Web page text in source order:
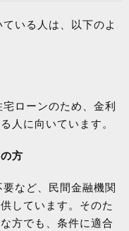
ている人は、以下のよ
ローンのため、金利
人に向いています。
方
など、民間金融機関
しています。そのた
方でも、条件に適合